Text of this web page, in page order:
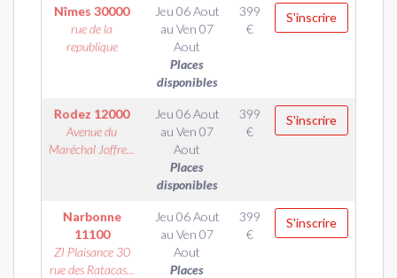
Nîmes 30000
rue de la
republique
Jeu 06 Aout
au Ven 07
Aout
Places
disponibles
399
€
S'inscrire
Rodez 12000
Avenue du
Maréchal Joffre...
Jeu 06 Aout
au Ven 07
Aout
Places
disponibles
399
€
S'inscrire
Narbonne
11100
ZI Plaisance 30
rue des Ratacas...
Jeu 06 Aout
au Ven 07
Aout
Places
399
€
S'inscrire